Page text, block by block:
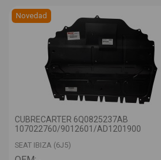
Novedad
CUBRECARTER 6Q0825237AB
107022760/9012601/AD1201900
SEAT IBIZA (6J5)